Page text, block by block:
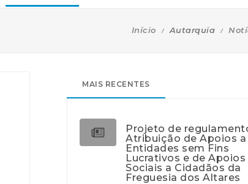
Início Autarquia
MAIS RECENTES
Projeto de
Atribuição de Apoios a
Entidades sem Fins
Lucrativos e de Apoios
Sociais a Cidadãos da
Freguesia dos Altares